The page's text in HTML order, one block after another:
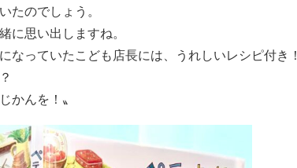
たのでしょう。
に思い出しますね。
なっていたこども店長には、うれしいレシピ付き！
んを！〟